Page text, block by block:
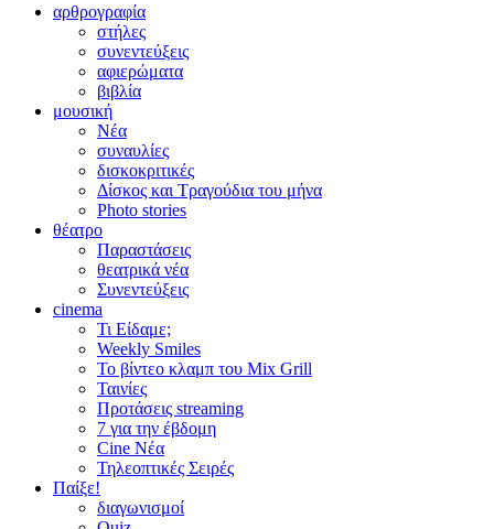
αρθρογραφία
στήλες
συνεντεύξεις
αφιερώματα
βιβλία
μουσική
Νέα
συναυλίες
δισκοκριτικές
Δίσκος και Τραγούδια του μήνα
Photo stories
θέατρο
Παραστάσεις
θεατρικά νέα
Συνεντεύξεις
cinema
Τι Είδαμε;
Weekly Smiles
Το βίντεο κλαμπ του Mix Grill
Ταινίες
Προτάσεις streaming
7 για την έβδομη
Cine Νέα
Τηλεοπτικές Σειρές
Παίξε!
διαγωνισμοί